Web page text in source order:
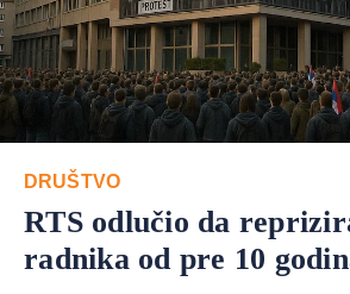
DRUŠTVO
RTS odlučio da
radnika od pre 10